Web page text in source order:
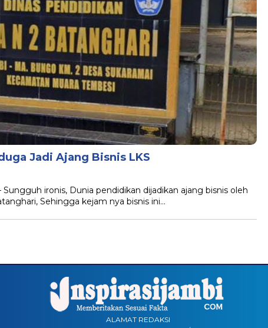
Jadi Ajang Bisnis LKS
ironis, Dunia pendidikan dijadikan ajang bisnis oleh
Sehingga kejam nya bisnis ini…
ALAMAT REDAKSI